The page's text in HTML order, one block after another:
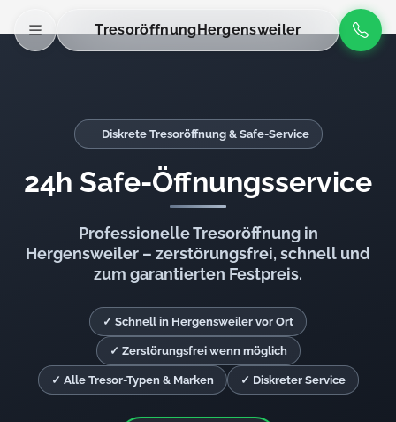
TresoröffnungHergensweiler
Diskrete Tresoröffnung & Safe-Service
24h Safe-Öffnungsservice
Professionelle Tresoröffnung in
Hergensweiler – zerstörungsfrei, schnell und
zum garantierten Festpreis.
✓ Schnell in Hergensweiler vor Ort
✓ Zerstörungsfrei wenn möglich
✓ Alle Tresor-Typen & Marken ✓ Diskreter Service